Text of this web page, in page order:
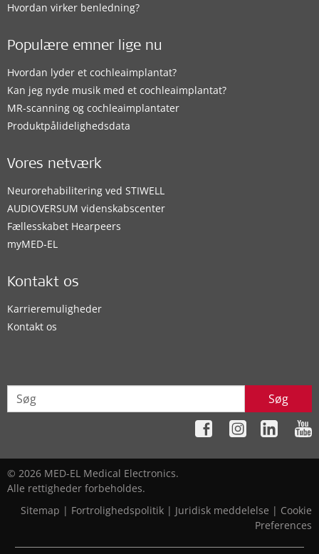
Hvordan virker benledning?
Populære emner lige nu
Hvordan lyder et cochleaimplantat?
Kan jeg nyde musik med et cochleaimplantat?
MR-scanning og cochleaimplantater
Produktpålidelighedsdata
Vores netværk
Neurorehabilitering ved STIWELL
AUDIOVERSUM videnskabscenter
Fællesskabet Hearpeers
myMED‑EL
Kontakt os
Karrieremuligheder
Kontakt os
Søg
© 2026 MED-EL Medical Electronics.
Alle rettigheder forbeholdes.
Sitemap | Fortrolighedspolitik | Juridisk meddelelse | Cookie
Preferences